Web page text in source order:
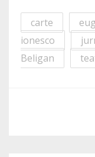
carte
ionesco
Beligan